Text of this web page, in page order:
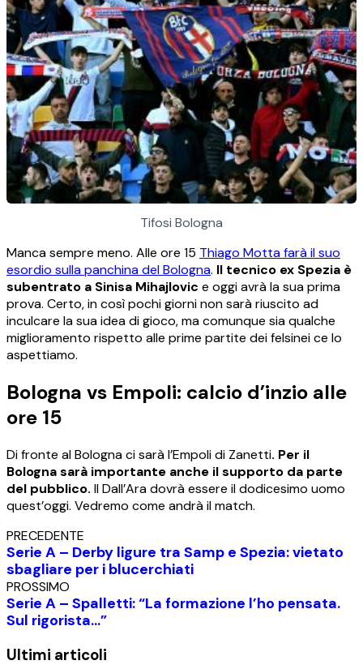
Tifosi Bologna
Manca sempre meno. Alle ore 15 Thiago Motta farà il suo
esordio sulla panchina del Bologna. Il tecnico ex Spezia è
subentrato a Sinisa Mihajlovic e oggi avrà la sua prima
prova. Certo, in così pochi giorni non sarà riuscito ad
inculcare la sua idea di gioco, ma comunque sia qualche
miglioramento rispetto alle prime partite dei felsinei ce lo
aspettiamo.
Bologna vs Empoli: calcio d’inzio alle
ore 15
Di fronte al Bologna ci sarà l’Empoli di Zanetti. Per il
Bologna sarà importante anche il supporto da parte
del pubblico. Il Dall’Ara dovrà essere il dodicesimo uomo
quest’oggi. Vedremo come andrà il match.
PRECEDENTE
Serie A – Derby ligure tra Samp e Spezia: vietato
sbagliare per i blucerchiati
PROSSIMO
Serie A – Spalletti: “La formazione l’ho pensata.
Sul rigorista…”
Ultimi articoli